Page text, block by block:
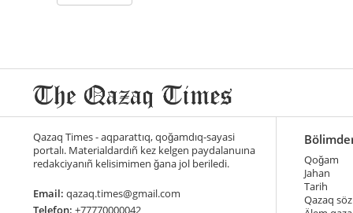
Qazaq Times - aqparattıq, qoğamdıq-sayasi
portalı. Materialdardıñ kez kelgen paydalanuına
redakciyanıñ kelisimimen ğana jol beriledi.
Email: qazaq.times@gmail.com
Telefon: +77770000042
Qoğam
Jahan
Tarih
Qazaq